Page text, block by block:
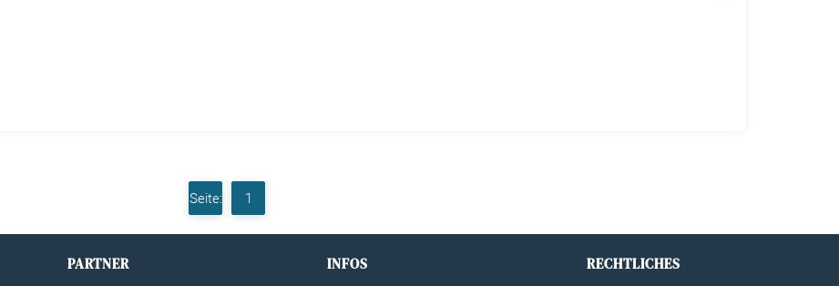
Seite: 1
PARTNER INFOS RECHTLICHES